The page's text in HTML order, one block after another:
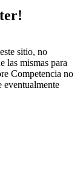
sitio, no
las mismas para
Competencia no
eventualmente